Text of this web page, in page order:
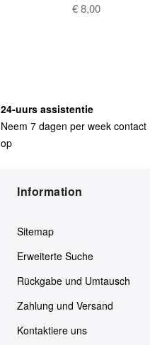
€ 8,00
24-uurs assistentie
Neem 7 dagen per week contact met ons
op
Information
Sitemap
Erweiterte Suche
Rückgabe und Umtausch
Zahlung und Versand
Kontaktiere uns